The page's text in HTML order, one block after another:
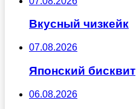
Вкусный чизкейк
07.08.2026
Японский бисквит
06.08.2026